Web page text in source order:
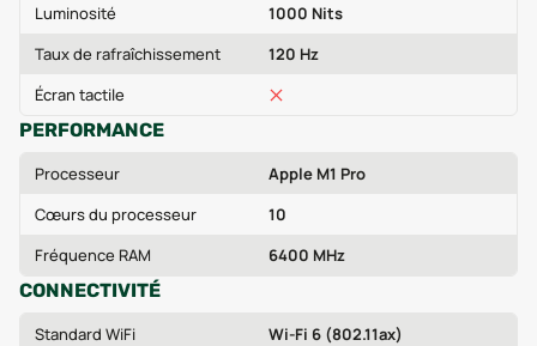
Luminosité
1000 Nits
Taux de rafraîchissement
120 Hz
Écran tactile
PERFORMANCE
Processeur
Apple M1 Pro
Cœurs du processeur
10
Fréquence RAM
6400 MHz
CONNECTIVITÉ
Standard WiFi
Wi-Fi 6 (802.11ax)